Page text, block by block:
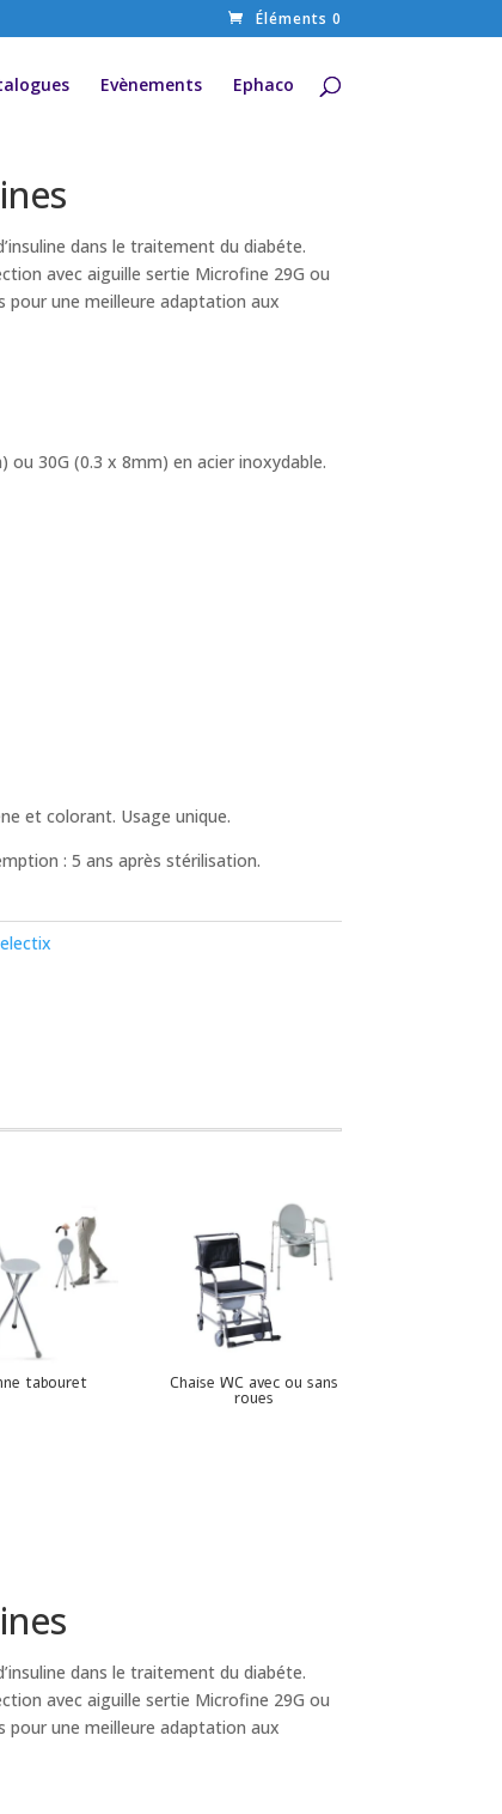
Éléments 0
Evènements Ephaco
dans le traitement du diabéte.
avec aiguille sertie Microfine 29G ou
pour une meilleure adaptation aux
ou 30G (0.3 x 8mm) en acier inoxydable.
et colorant. Usage unique.
: 5 ans après stérilisation.
tabouret Chaise WC avec ou sans
roues
dans le traitement du diabéte.
avec aiguille sertie Microfine 29G ou
pour une meilleure adaptation aux